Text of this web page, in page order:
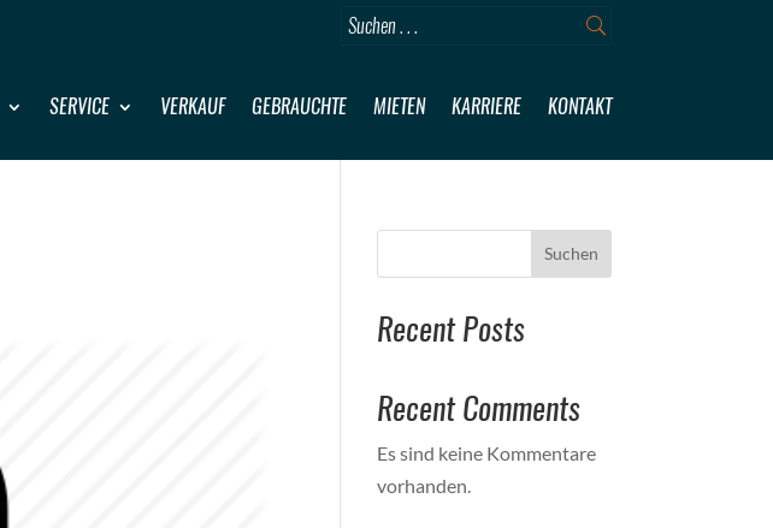
SERVICE VERKAUF GEBRAUCHTE MIETEN KARRIERE KONTAKT
Suchen
Recent Posts
Recent Comments
Es sind keine Kommentare
vorhanden.